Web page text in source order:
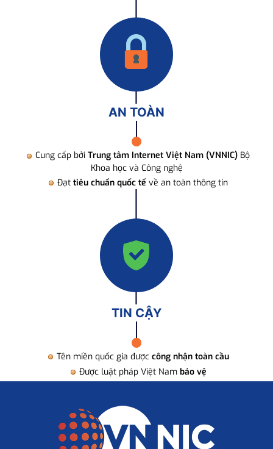
AN TOÀN
Cung cấp bởi Trung tâm Internet Việt Nam (VNNIC) Bộ
Khoa học và Công nghệ
Đạt tiêu chuẩn quốc tế về an toàn thông tin
TIN CẬY
Tên miền quốc gia được công nhận toàn cầu
Được luật pháp Việt Nam bảo vệ